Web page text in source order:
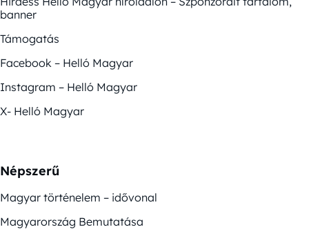
banner
Támogatás
Facebook – Helló Magyar
Instagram – Helló Magyar
X- Helló Magyar
Népszerű
Magyar történelem – idővonal
Magyarország Bemutatása